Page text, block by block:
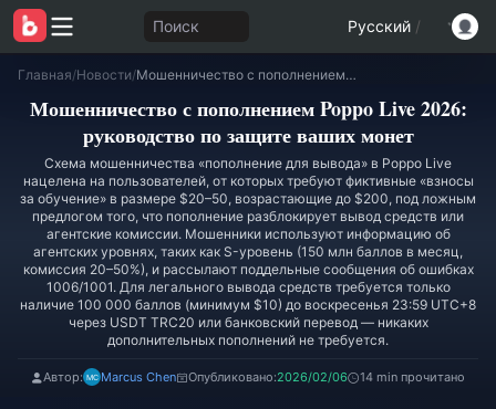
Поиск Русский /
Главная/Новости/ Мошенничество с пополнением Poppo Live 2026: руководство по защите ваших монет
Мошенничество с пополнением Poppo Live 2026:
руководство по защите ваших монет
Схема мошенничества «пополнение для вывода» в Poppo Live
нацелена на пользователей, от которых требуют фиктивные «взносы
за обучение» в размере $20–50, возрастающие до $200, под ложным
предлогом того, что пополнение разблокирует вывод средств или
агентские комиссии. Мошенники используют информацию об
агентских уровнях, таких как S-уровень (150 млн баллов в месяц,
комиссия 20–50%), и рассылают поддельные сообщения об ошибках
1006/1001. Для легального вывода средств требуется только
наличие 100 000 баллов (минимум $10) до воскресенья 23:59 UTC+8
через USDT TRC20 или банковский перевод — никаких
дополнительных пополнений не требуется.
Автор: Marcus Chen Опубликовано:2026/02/06 14 min прочитано